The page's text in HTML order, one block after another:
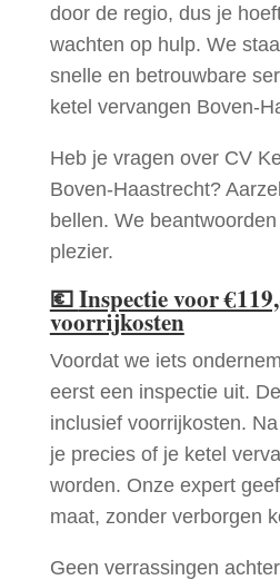
door de regio, dus je
wachten op hulp. We
snelle en betrouwbare
ketel vervangen Boven-
Heb je vragen over CV
Boven-Haastrecht?
bellen. We
plezier.
💶Inspectie voor
voorrijkosten
Voordat we iets
eerst een inspectie uit.
inclusief voorrijkosten.
je precies of je ketel
worden. Onze expert
maat, zonder verborgen
Geen verrassingen